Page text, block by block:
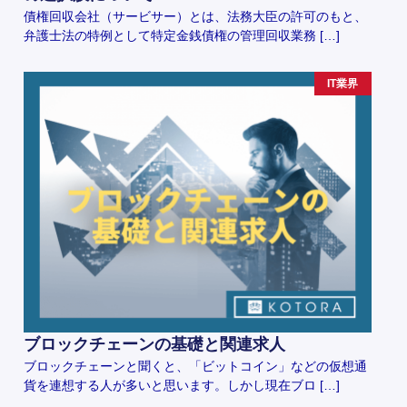
債権回収会社（サービサー）とは、法務大臣の許可のもと、
弁護士法の特例として特定金銭債権の管理回収業務 […]
IT業界
ブロックチェーンの基礎と関連求人
ブロックチェーンと聞くと、「ビットコイン」などの仮想通
貨を連想する人が多いと思います。しかし現在ブロ […]